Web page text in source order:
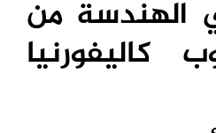
الهندسة من
كاليفورنيا